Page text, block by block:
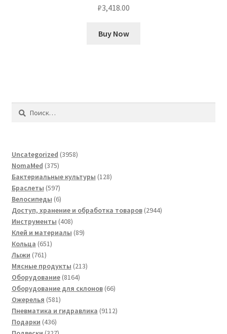
₽3,418.00
Buy Now
Найти:
Uncategorized 39583958
NomaMed 375375
товаров
Бактериальные культуры 128128
Браслеты 597597
товаров
Велосипеды 66
товаров
Доступ, хранение и обработка товаров 29442944
Инструменты 408408
товаров
Клей и материалы 8989
Кольца 651651
Лыжи 761761
товар
Мясные продукты 213213
Оборудование 81648164
товара
Оборудование для склонов 6666
Ожерелья 581581
товар
Пневматика и гидравлика 91129112
Подарки 436436